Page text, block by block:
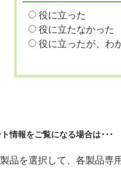
役に立った
役に立たなかった
役に立ったが、わ
情報をご覧になる場合は･･･
品を選択して、各製品専